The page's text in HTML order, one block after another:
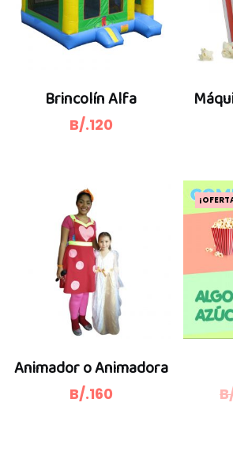
Brincolín Alfa
B/.120
Animador o Animadora
B/.160